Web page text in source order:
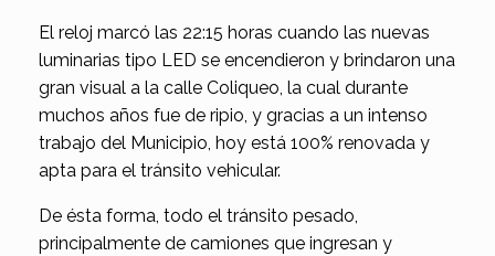
El reloj marcó las 22:15 horas cuando las nuevas
luminarias tipo LED se encendieron y brindaron una
gran visual a la calle Coliqueo, la cual durante
muchos años fue de ripio, y gracias a un intenso
trabajo del Municipio, hoy está 100% renovada y
apta para el tránsito vehicular.
De ésta forma, todo el tránsito pesado,
principalmente de camiones que ingresan y